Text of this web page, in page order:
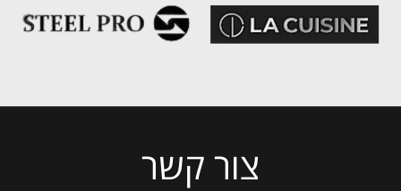
צור קשר